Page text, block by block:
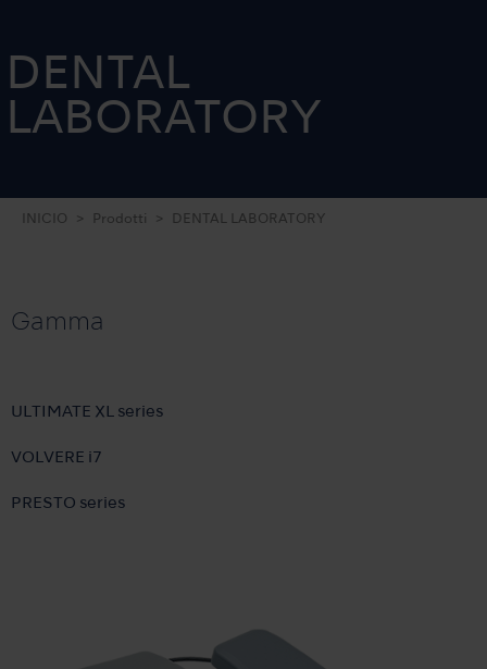
DENTAL
LABORATORY
INICIO Prodotti DENTAL LABORATORY
Gamma
ULTIMATE XL series
VOLVERE i7
PRESTO series